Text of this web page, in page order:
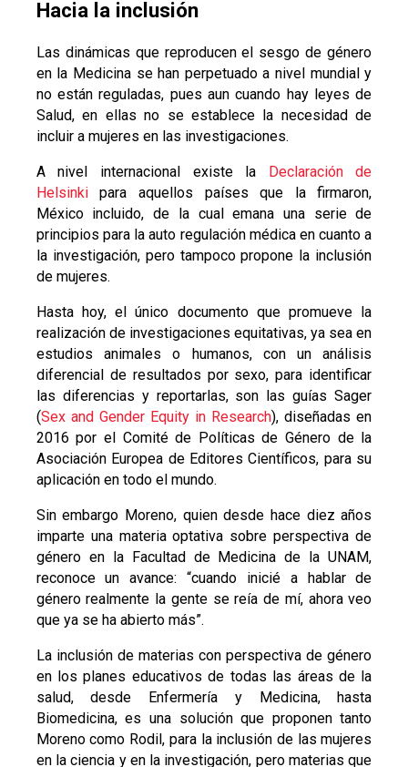
Hacia la inclusión
Las dinámicas que reproducen el sesgo de género
en la Medicina se han perpetuado a nivel mundial y
no están reguladas, pues aun cuando hay leyes de
Salud, en ellas no se establece la necesidad de
incluir a mujeres en las investigaciones.
A nivel internacional existe la Declaración de
Helsinkipara aquellos países que la firmaron,
México incluido, de la cual emana una serie de
principios para la auto regulación médica en cuanto a
la investigación, pero tampoco propone la inclusión
de mujeres.
Hasta hoy, el único documento que promueve la
realización de investigaciones equitativas, ya sea en
estudios animales o humanos, con un análisis
diferencial de resultados por sexo, para identificar
las diferencias y reportarlas, son las guías Sager
(Sex and Gender Equity in Research), diseñadas en
2016 por el Comité de Políticas de Género de la
Asociación Europea de Editores Científicos, para su
aplicación en todo el mundo.
Sin embargo Moreno, quien desde hace diez años
imparte una materia optativa sobre perspectiva de
género en la Facultad de Medicina de la UNAM,
reconoce un avance: “cuando inicié a hablar de
género realmente la gente se reía de mí, ahora veo
que ya se ha abierto más”.
La inclusión de materias con perspectiva de género
en los planes educativos de todas las áreas de la
salud, desde Enfermería y Medicina, hasta
Biomedicina, es una solución que proponen tanto
Moreno como Rodil, para la inclusión de las mujeres
en la ciencia y en la investigación, pero materias que